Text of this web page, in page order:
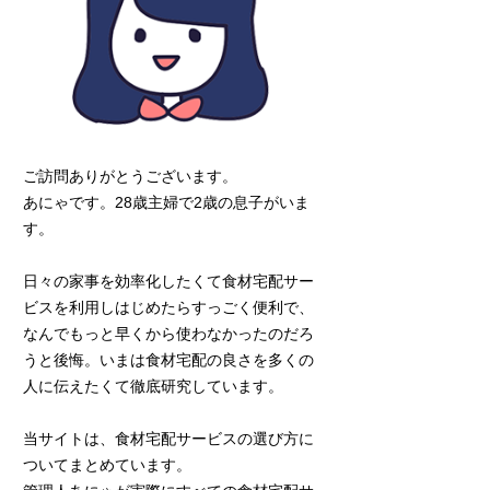
ご訪問ありがとうございます。
あにゃです。28歳主婦で2歳の息子がいま
す。
日々の家事を効率化したくて食材宅配サー
ビスを利用しはじめたらすっごく便利で、
なんでもっと早くから使わなかったのだろ
うと後悔。いまは食材宅配の良さを多くの
人に伝えたくて徹底研究しています。
当サイトは、食材宅配サービスの選び方に
ついてまとめています。